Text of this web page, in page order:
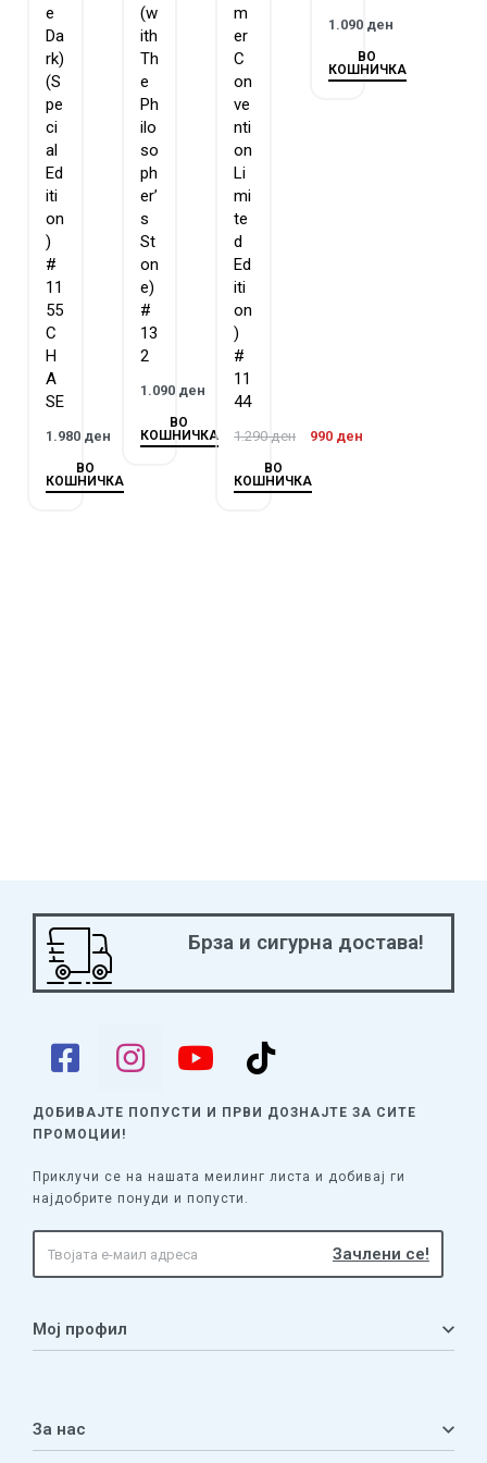
e
Da
rk)
(S
pe
ci
al
Ed
iti
on
)
#
11
55
C
H
A
SE
1.980 ден
ВО
КОШНИЧКА
(w
ith
Th
e
Ph
ilo
so
ph
er’
s
St
on
e)
#
13
2
1.090 ден
ВО
КОШНИЧКА
m
er
C
on
ve
nti
on
Li
mi
te
d
Ed
iti
on
)
#
11
44
1.290ден 990 ден
ВО
КОШНИЧКА
1.090 ден
ВО
КОШНИЧКА
Брза и сигурна достава!
ДОБИВАЈТЕ ПОПУСТИ И ПРВИ ДОЗНАЈТЕ ЗА СИТЕ
ПРОМОЦИИ!
Приклучи се на нашата меилинг листа и добивај ги
најдобрите понуди и попусти.
Мој профил
Листа на желби
За нас